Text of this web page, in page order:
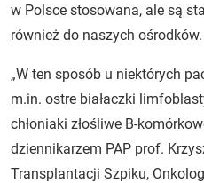
w Polsce stosowana, ale są
również do naszych ośrodków.
„W ten sposób u niektórych
m.in. ostre białaczki
chłoniaki złośliwe B-
dziennikarzem PAP prof.
Transplantacji Szpiku,